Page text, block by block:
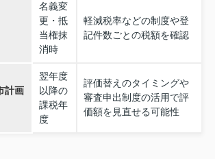
名義変
更・抵
当権抹
消時
軽減税率などの制度や登
記件数ごとの税額を確認
計画
翌年度
以降の
課税年
度
評価替えのタイミングや
審査申出制度の活用で評
価額を見直せる可能性